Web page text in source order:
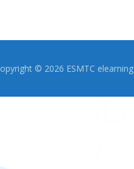
© 2026 ESMTC elearning